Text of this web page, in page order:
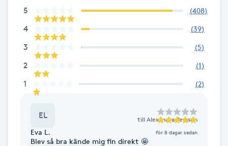
Kosmetisk tatuering
Kostrådgivning
Kroppsinpackning
Kroppspeeling
Käkledsbehandling
5 (408)
4 (39)
3 (5)
2 (1)
1 (2)
EL till Alexandra Persson
Eva L. för 8 dagar sedan
Blev så bra kände mig fin direkt 🤩